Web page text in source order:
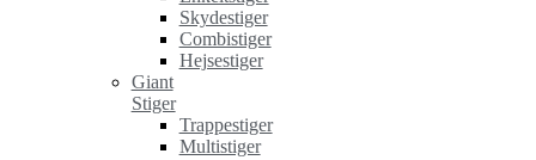
Skydestiger
Combistiger
Hejsestiger
Giant
Stiger
Trappestiger
Multistiger